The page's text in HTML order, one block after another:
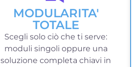
MODULARITA'
TOTALE
Scegli solo ciò che ti serve:
moduli singoli oppure una
soluzione completa chiavi in